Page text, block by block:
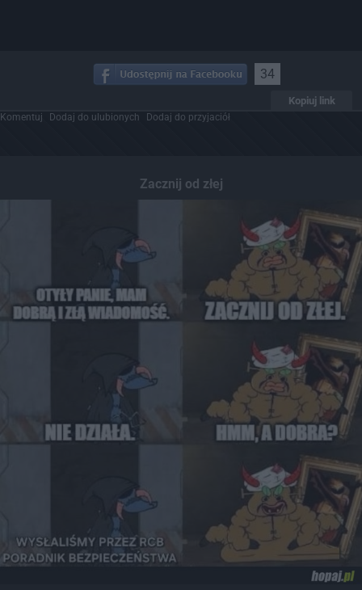
34
Kopiuj link
Komentuj Dodaj do ulubionych Dodaj do przyjaciół
Zacznij od złej